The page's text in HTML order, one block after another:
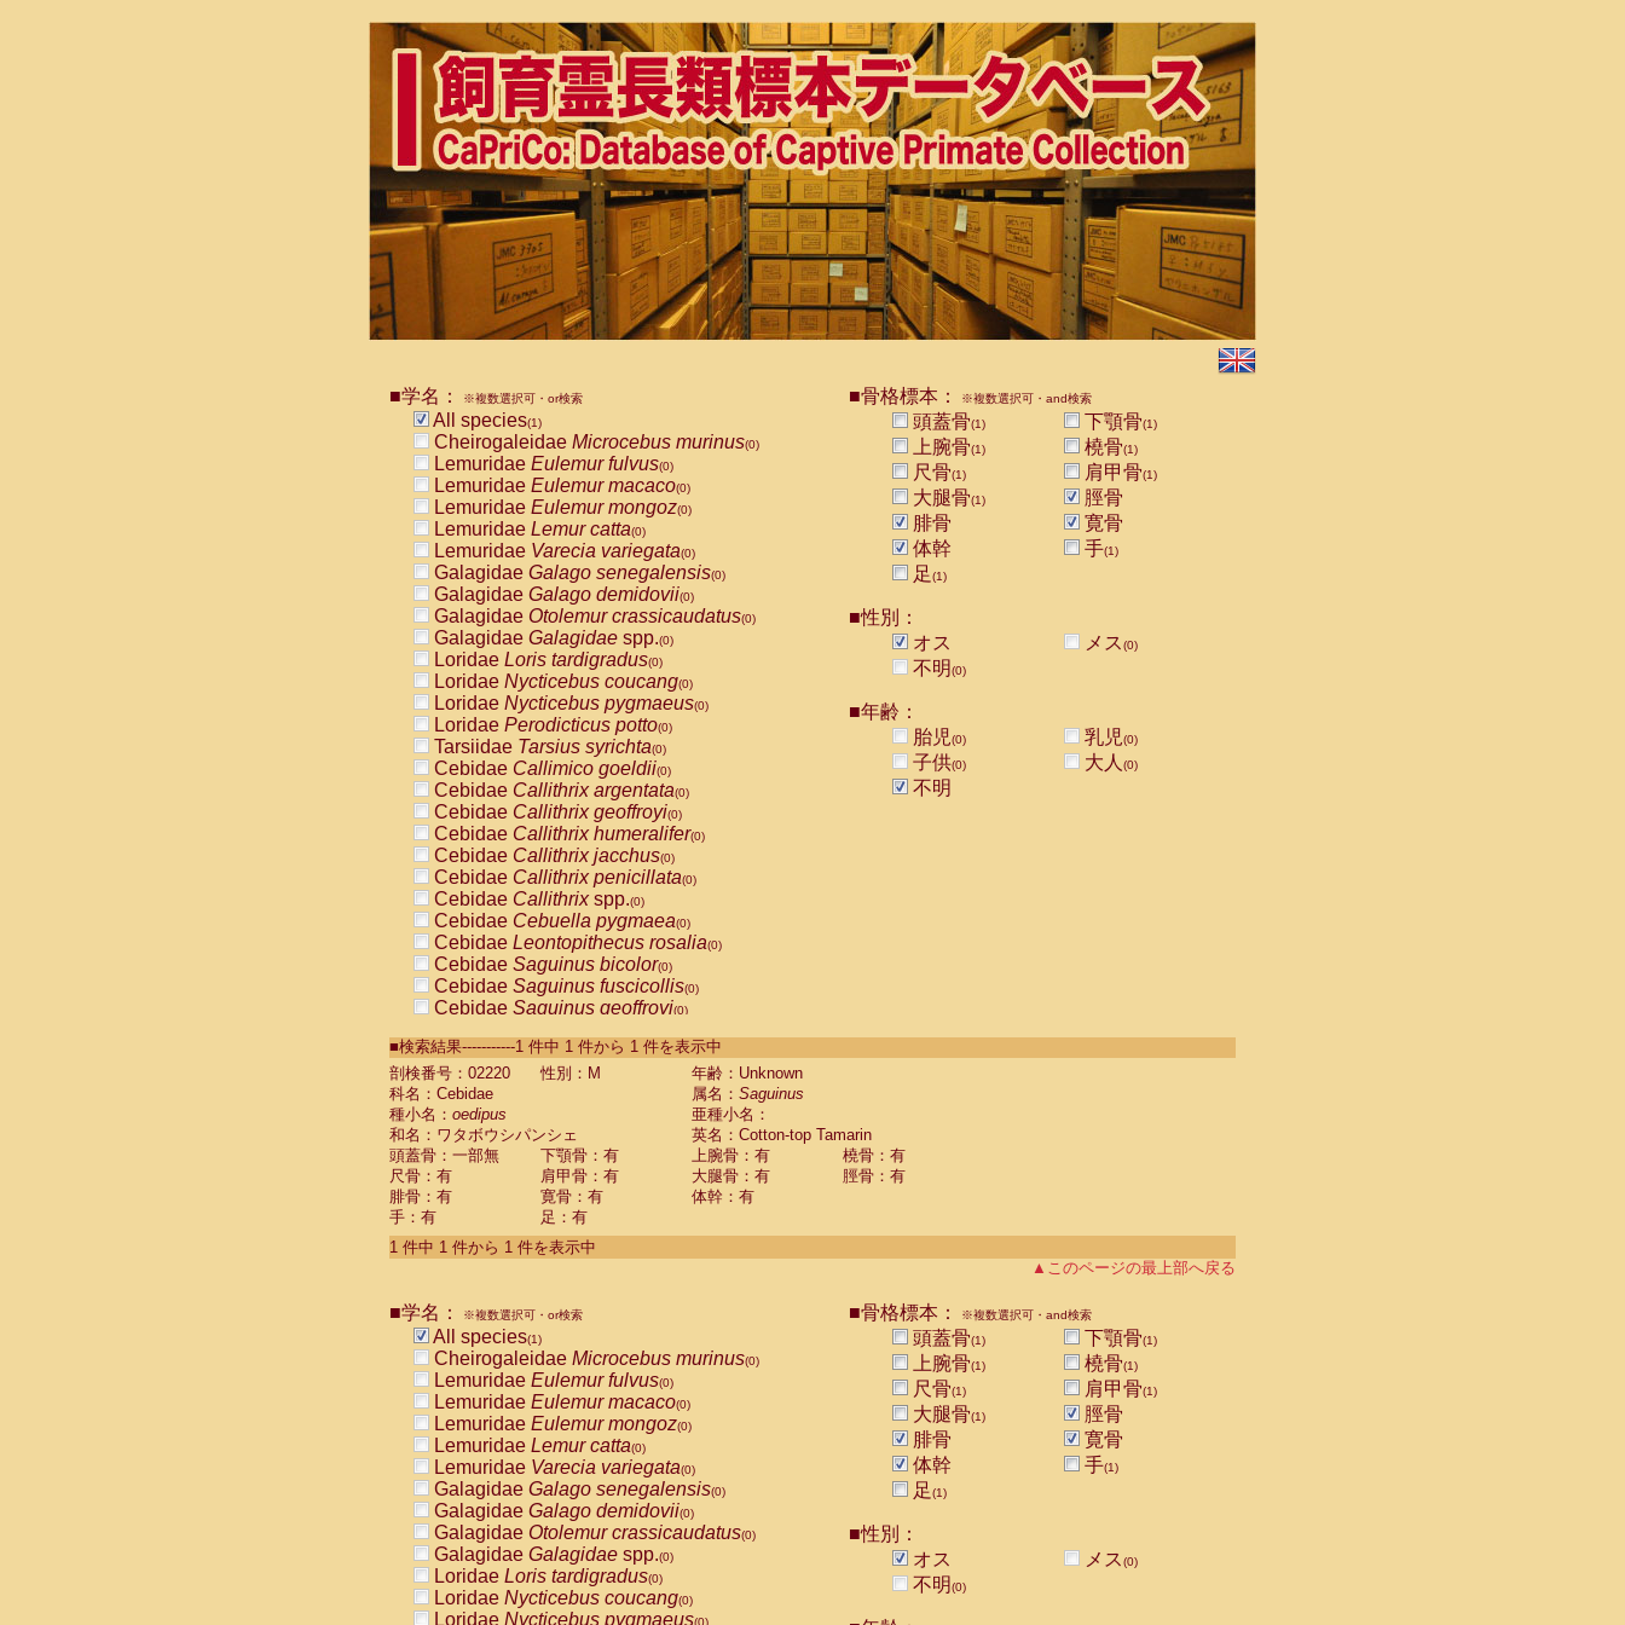
■学名： ※複数選択可・or検索
All species(1)
Cheirogaleidae Microcebus murinus(0)
Lemuridae Eulemur fulvus(0)
Lemuridae Eulemur macaco(0)
Lemuridae Eulemur mongoz(0)
Lemuridae Lemur catta(0)
Lemuridae Varecia variegata(0)
Galagidae Galago senegalensis(0)
Galagidae Galago demidovii(0)
Galagidae Otolemur crassicaudatus(0)
Galagidae Galagidae spp.(0)
Loridae Loris tardigradus(0)
Loridae Nycticebus coucang(0)
Loridae Nycticebus pygmaeus(0)
Loridae Perodicticus potto(0)
Tarsiidae Tarsius syrichta(0)
Cebidae Callimico goeldii(0)
Cebidae Callithrix argentata(0)
Cebidae Callithrix geoffroyi(0)
Cebidae Callithrix humeralifer(0)
Cebidae Callithrix jacchus(0)
Cebidae Callithrix penicillata(0)
Cebidae Callithrixspp.(0)
Cebidae Cebuella pygmaea(0)
Cebidae Leontopithecus rosalia(0)
Cebidae Saguinus bicolor(0)
Cebidae Saguinus fuscicollis(0)
Cebidae Saguinus geoffroyi(0)
CebidaeSaguinus labiatus(0)
Cebidae Saguinus leucopus (0)
Cebidae
Cebidae
CebidaeSaguinus nigricollis (0)
Cebidae Saguinus oedipus
Cebidae Saguinus weddelli
Cebidae Saguinusspp.
Cebidae Aotus trivirgatus
Cebidae Cebus albifrons
CebidaeCebus nigrivittatus
CebidaeCebus
CebidaeSaimiri boliviensis(0)
CebidaeSaimiri sciureus(0)
AtelidaeAlouatta caraya(0)
AtelidaeAlouatta fusca(0)
AtelidaeAlouatta seniculus
AtelidaeAlouattaspp.(0)
AtelidaeAteles belzebuth(0)
AtelidaeAteles geoffroyi(0)
AtelidaeAteles paniscus(0)
AtelidaeAtelesspp.(0)
Atelidae Lagothrix lagothricha
AtelidaeLagothrix lagothricha cana
PitheciidaeCacajao calvus rubicundus
■骨格標本： ※複数選択可・and検索
頭蓋骨(1) 下顎骨(1)
上腕骨(1) 橈骨(1)
尺骨(1) 肩甲骨(1)
大腿骨(1)
脛骨
腓骨
寛骨
体幹
手(1)
足(1)
■性別：
オス
メス(0)
不明(0)
■年齢：
胎児(0) 乳児(0)
子供(0) 大人 (0)
不明
■検索結果-----------1 件中 1 件から 1 件を表示中
剖検番号：02220
性別：M
年齢：Unknown
科名：Cebidae
属名： Saguinus
種小名： oedipus
亜種小名：
和名：ワタボウシパンシェ
英名：Cotton-top Tamarin
頭蓋骨：一部無
下顎骨：有 上腕骨：有
橈骨：有
尺骨：有
肩甲骨：有 大腿骨：有
脛骨：有
腓骨：有
寛骨：有
体幹：有
手：有
足：有
1 件中 1 件から 1 件を表示中
▲このページの最上部へ戻る
■学名： ※複数選択可・or検索
All species(1)
Cheirogaleidae Microcebus murinus(0)
Lemuridae Eulemur fulvus(0)
Lemuridae Eulemur macaco(0)
Lemuridae Eulemur mongoz(0)
Lemuridae Lemur catta(0)
Lemuridae Varecia variegata(0)
Galagidae Galago senegalensis(0)
Galagidae Galago demidovii(0)
Galagidae Otolemur crassicaudatus(0)
Galagidae Galagidae spp.(0)
Loridae Loris tardigradus(0)
Loridae Nycticebus coucang(0)
Loridae Nycticebus pygmaeus(0)
■骨格標本： ※複数選択可・and検索
頭蓋骨(1) 下顎骨(1)
上腕骨(1) 橈骨(1)
尺骨(1) 肩甲骨(1)
大腿骨(1)
脛骨
腓骨
寛骨
体幹
手(1)
足(1)
■性別：
オス
メス(0)
不明(0)